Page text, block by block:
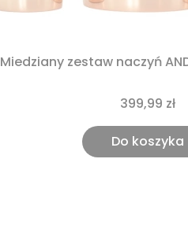
Miedziany zestaw naczyń
399,99 zł
Do koszyka